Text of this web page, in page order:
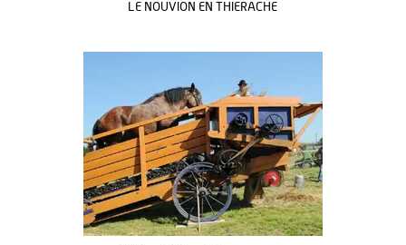
LE NOUVION EN THIERACHE